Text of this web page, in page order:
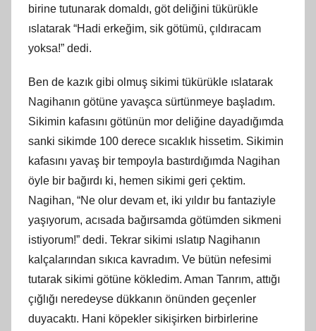
birine tutunarak domaldı, göt deliğini tükürükle
ıslatarak “Hadi erkeğim, sik götümü, çıldıracam
yoksa!” dedi.
Ben de kazık gibi olmuş sikimi tükürükle ıslatarak
Nagihanın götüne yavaşca sürtünmeye başladım.
Sikimin kafasını götünün mor deliğine dayadığımda
sanki sikimde 100 derece sıcaklık hissetim. Sikimin
kafasını yavaş bir tempoyla bastırdığımda Nagihan
öyle bir bağırdı ki, hemen sikimi geri çektim.
Nagihan, “Ne olur devam et, iki yıldır bu fantaziyle
yaşıyorum, acısada bağırsamda götümden sikmeni
istiyorum!” dedi. Tekrar sikimi ıslatıp Nagihanın
kalçalarından sıkıca kavradım. Ve bütün nefesimi
tutarak sikimi götüne kökledim. Aman Tanrım, attığı
çığlığı neredeyse dükkanın önünden geçenler
duyacaktı. Hani köpekler sikişirken birbirlerine